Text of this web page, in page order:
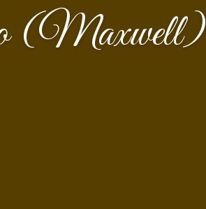
(Maxwell)